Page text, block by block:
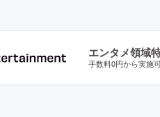
エンタメ領域
手数料0円から実施